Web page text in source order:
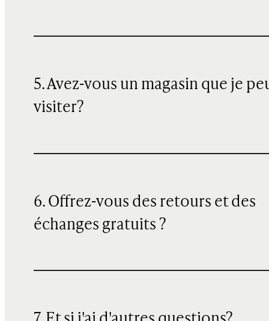
5. Avez-vous un magasin que je
visiter?
6. Offrez-vous des retours et des
échanges gratuits ?